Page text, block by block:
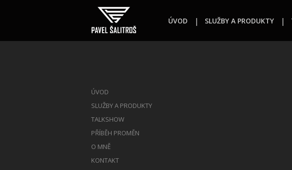
ÚVOD SLUŽBY A PRODUKTY
ÚVOD
SLUŽBY A PRODUKTY
TALKSHOW
PŘÍBĚH PROMĚN
O MNĚ
KONTAKT